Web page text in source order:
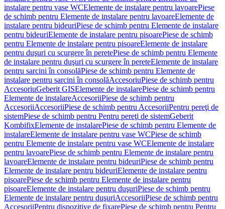
instalare pentru vase WCElemente de instalare pentru lavoarePiese
de schimb pentru Elemente de instalare pentru lavoareElemente de
instalare pentru bideuriPiese de schimb pentru Elemente de instalare
pentru bideuriElemente de instalare pentru pisoarePiese de schimb
pentru Elemente de instalare pentru pisoareElemente de instalare
pentru duşuri cu scurgere în peretePiese de schimb pentru Elemente
de instalare pentru duşuri cu scurgere în pereteElemente de instalare
pentru sarcini în consolăPiese de schimb pentru Elemente de
instalare pentru sarcini în consolăAccesoriuPiese de schimb pentru
AccesoriuGeberit GISElemente de instalarePiese de schimb pentru
Elemente de instalareAccesoriiPiese de schimb pentru
AccesoriiAccesoriiPiese de schimb pentru AccesoriiPentru pereţi de
sistemPiese de schimb pentru Pentru pereţi de sistemGeberit
KombifixElemente de instalarePiese de schimb pentru Elemente de
instalareElemente de instalare pentru vase WCPiese de schimb
pentru Elemente de instalare pentru vase WCElemente de instalare
pentru lavoarePiese de schimb pentru Elemente de instalare pentru
lavoareElemente de instalare pentru bideuriPiese de schimb pentru
Elemente de instalare pentru bideuriElemente de instalare pentru
pisoarePiese de schimb pentru Elemente de instalare pentru
pisoareElemente de instalare pentru duşuriPiese de schimb pentru
Elemente de instalare pentru duşuriAccesoriiPiese de schimb pentru
AccesoriiPentru dispozitive de fixarePiese de schimb pentru Pentru